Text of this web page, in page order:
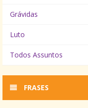
Grávidas
Luto
Todos Assuntos
FRASES